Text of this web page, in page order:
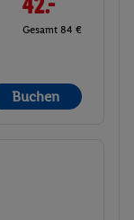
Gesamt 84 €
Buchen